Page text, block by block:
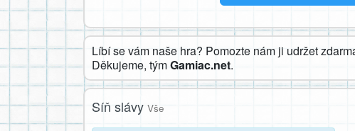
Líbí se vám naše hra? Pomozte nám ji udržet
Děkujeme, týmGamiac.net.
Síň slávy Vše